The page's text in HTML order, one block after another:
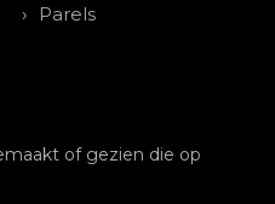
Parels
of gezien die op